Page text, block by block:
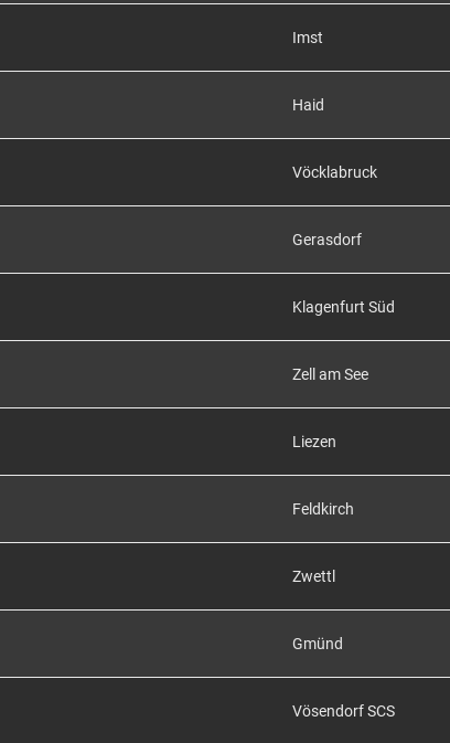
Imst
Haid
Vöcklabruck
Gerasdorf
Klagenfurt Süd
Zell am See
Liezen
Feldkirch
Zwettl
Gmünd
Vösendorf SCS